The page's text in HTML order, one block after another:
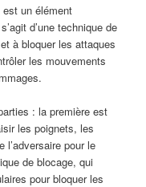
un élément
d’une technique de
à bloquer les attaques
les mouvements
: la première est
les poignets, les
l’adversaire pour le
de blocage, qui
pour bloquer les